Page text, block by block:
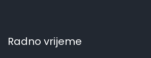
Radno vrijeme